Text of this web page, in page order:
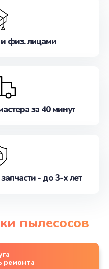
физ. лицами
за 40 минут
- до 3-х лет
пылесосов
ремонта